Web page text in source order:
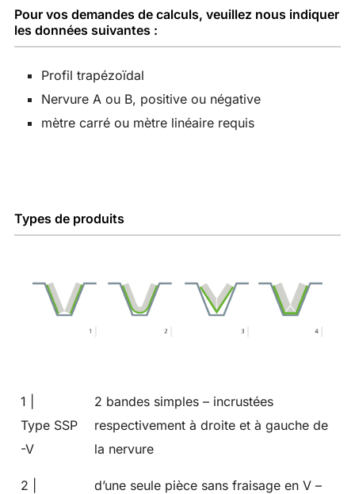
Pour vos demandes de calculs, veuillez nous indiquer
les données suivantes :
Profil trapézoïdal
Nervure A ou B, positive ou négative
mètre carré ou mètre linéaire requis
Types de produits
1 |
Type SSP
-V
2 bandes simples – incrustées
respectivement à droite et à gauche de
la nervure
2 |
d’une seule pièce sans fraisage en V –